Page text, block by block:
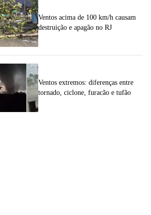
Ventos acima de 100 km/h causam
destruição e apagão no RJ
Ventos extremos: diferenças entre
tornado, ciclone, furacão e tufão